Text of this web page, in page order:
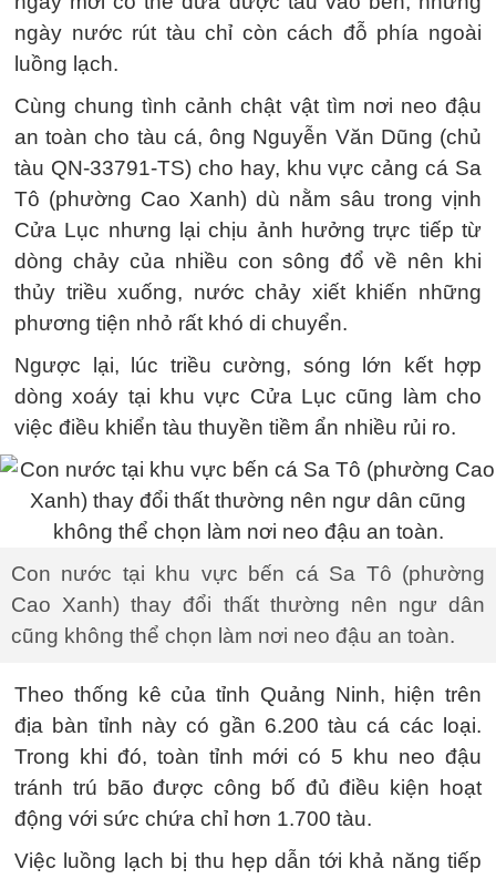
ngày nước rút tàu chỉ còn cách đỗ phía ngoài
luồng lạch.
Cùng chung tình cảnh chật vật tìm nơi neo đậu
an toàn cho tàu cá, ông Nguyễn Văn Dũng (chủ
tàu QN-33791-TS) cho hay, khu vực cảng cá Sa
Tô (phường Cao Xanh) dù nằm sâu trong vịnh
Cửa Lục nhưng lại chịu ảnh hưởng trực tiếp từ
dòng chảy của nhiều con sông đổ về nên khi
thủy triều xuống, nước chảy xiết khiến những
phương tiện nhỏ rất khó di chuyển.
Ngược lại, lúc triều cường, sóng lớn kết hợp
dòng xoáy tại khu vực Cửa Lục cũng làm cho
việc điều khiển tàu thuyền tiềm ẩn nhiều rủi ro.
Con nước tại khu vực bến cá Sa Tô (phường
Cao Xanh) thay đổi thất thường nên ngư dân
cũng không thể chọn làm nơi neo đậu an toàn.
Theo thống kê của tỉnh Quảng Ninh, hiện trên
địa bàn tỉnh này có gần 6.200 tàu cá các loại.
Trong khi đó, toàn tỉnh mới có 5 khu neo đậu
tránh trú bão được công bố đủ điều kiện hoạt
động với sức chứa chỉ hơn 1.700 tàu.
Việc luồng lạch bị thu hẹp dẫn tới khả năng tiếp